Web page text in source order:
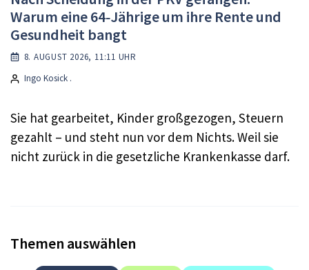
Warum eine 64‑Jährige um ihre Rente und
Gesundheit bangt
8. AUGUST 2026, 11:11 UHR
Ingo Kosick .
Sie hat gearbeitet, Kinder großgezogen, Steuern
gezahlt – und steht nun vor dem Nichts. Weil sie
nicht zurück in die gesetzliche Krankenkasse darf.
Themen auswählen